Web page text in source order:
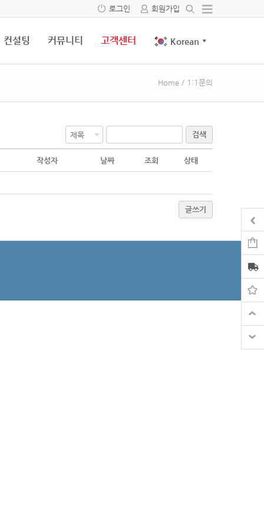
로그인 회원가입
컨설팅 커뮤니티 고객센터 Korean ▼
Home / 1:1문의
검색
작성자 날짜 조회 상태
글쓰기